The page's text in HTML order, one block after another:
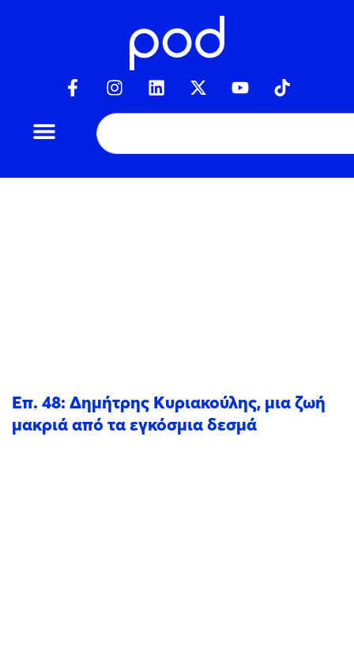
Επ. 48: Δημήτρης Κυριακούλης, μια ζωή
μακριά από τα εγκόσμια δεσμά